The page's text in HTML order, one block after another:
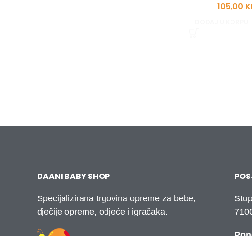
105,00
DAANI BABY SHOP
Specijalizirana trgovina opreme za bebe,
dječije opreme, odjeće i igračaka.